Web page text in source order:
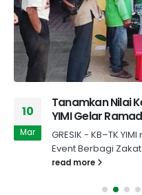
10
Mar
Tanamkan Nilai
YIMI Gelar
GRESIK - KB–TK
Event Berbagi
read more